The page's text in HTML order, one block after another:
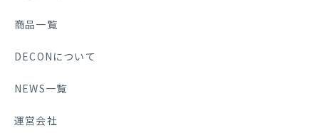
商品一覧
DECONについて
NEWS一覧
運営会社